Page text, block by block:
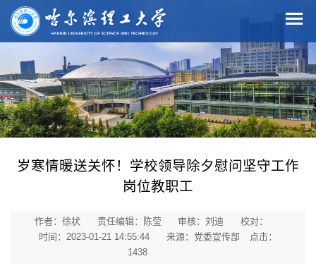
岁寒情暖送关怀！学校领导除夕慰问坚守工作
岗位教职工
作者：徐状 责任编辑：陈莹 审核：刘迪
校对：
时间：2023-01-21 14:55:44
来源：党委宣传部
点击：
1438